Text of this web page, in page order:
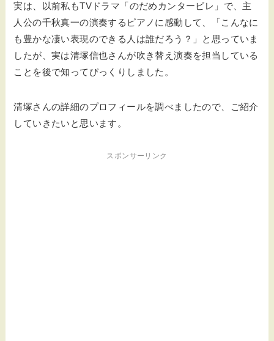
実は、以前私もTVドラマ「のだめカンタービレ」で、主
人公の千秋真一の演奏するピアノに感動して、「こんなに
も豊かな凄い表現のできる人は誰だろう？」と思っていま
したが、実は清塚信也さんが吹き替え演奏を担当している
ことを後で知ってびっくりしました。
清塚さんの詳細のプロフィールを調べましたので、ご紹介
していきたいと思います。
スポンサーリンク